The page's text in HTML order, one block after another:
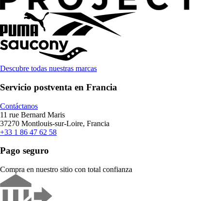
Descubre todas nuestras marcas
Servicio postventa en Francia
Contáctanos
11 rue Bernard Maris
37270 Montlouis-sur-Loire, Francia
+33 1 86 47 62 58
Pago seguro
Compra en nuestro sitio con total confianza